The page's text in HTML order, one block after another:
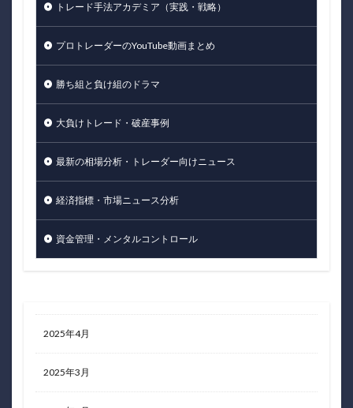
トレード手法アカデミア（実践・戦略）
プロトレーダーのYouTube動画まとめ
勝ち組と負け組のドラマ
大負けトレード・破産事例
最新の相場分析・トレーダー向けニュース
経済指標・市場ニュース分析
資金管理・メンタルコントロール
2025年4月
2025年3月